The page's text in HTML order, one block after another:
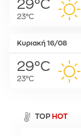
29°C
23°C
Κυριακή 16/08
29°C
23°C
TOP HOT